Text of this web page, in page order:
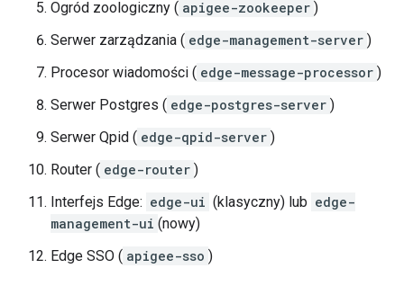
Ogród zoologiczny ( apigee-zookeeper )
Serwer zarządzania ( edge-management-server )
Procesor wiadomości ( edge-message-processor )
Serwer Postgres ( edge-postgres-server )
Serwer Qpid ( edge-qpid-server )
Router ( edge-router )
Interfejs Edge: edge-ui (klasyczny) lub edge-
management-ui (nowy)
Edge SSO ( apigee-sso )